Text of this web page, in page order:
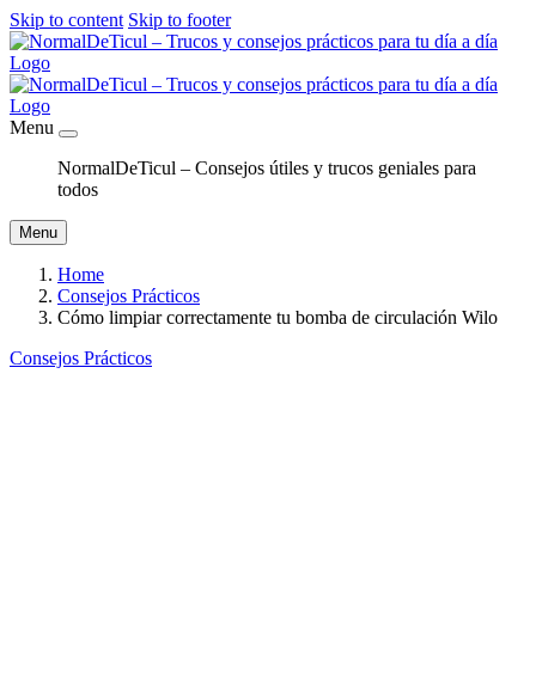
Skip to content Skip to footer
Menu
NormalDeTicul – Consejos útiles y trucos geniales para
todos
Menu
Home
Consejos Prácticos
Cómo limpiar correctamente tu bomba de circulación Wilo
Consejos Prácticos